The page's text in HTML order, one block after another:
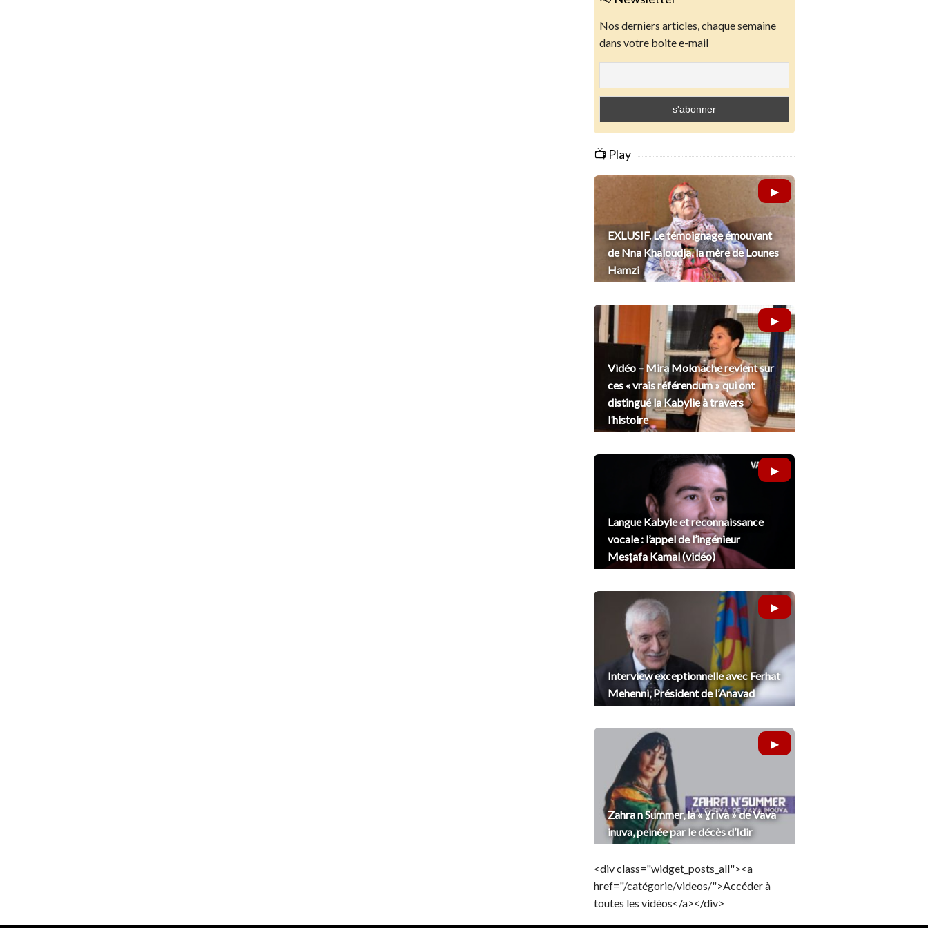
Nos derniers articles, chaque semaine
dans votre boite e-mail
📺 Play
EXLUSIF. Le témoignage émouvant
de Nna Khaloudja, la mère de Lounes
Hamzi
Vidéo – Mira Moknache revient sur
ces « vrais référendum » qui ont
distingué la Kabylie à travers
l’histoire
Langue Kabyle et reconnaissance
vocale : l’appel de l’ingénieur
Mesṭafa Kamal (vidéo)
Interview exceptionnelle avec Ferhat
Mehenni, Président de l’Anavad
Zahra n Summer, la « Ɣriva » de Vava
inuva, peinée par le décès d’Idir
<div class="widget_posts_all"><a
href="/catégorie/videos/">Accéder à
toutes les vidéos</a></div>